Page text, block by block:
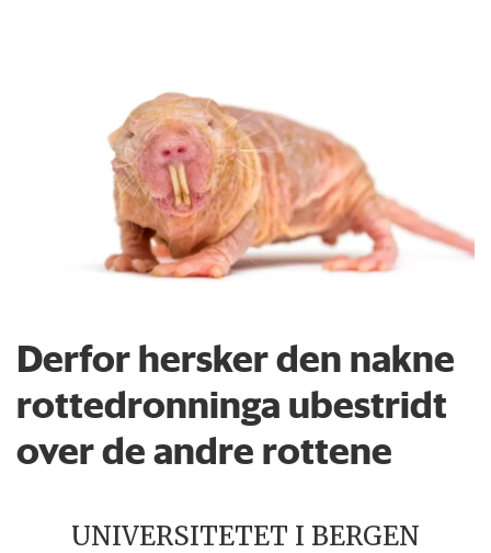
Derfor hersker den nakne
rottedronninga ubestridt
over de andre rottene
UNIVERSITETET I BERGEN